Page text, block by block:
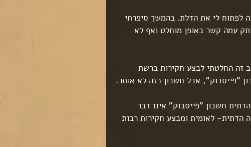
לפתוח לי את הדלת. בהמשך סיפרתי
עמה קשר באופן מוחלט ואף לא
זה החלטתי לבצע חקירות ברשת
"פייסבוק", אבל חשבון כזה לא אותר.
חשבון "פייסבוק" אינו דבר
הדתית- לאומית ומבצע חקירות רבות